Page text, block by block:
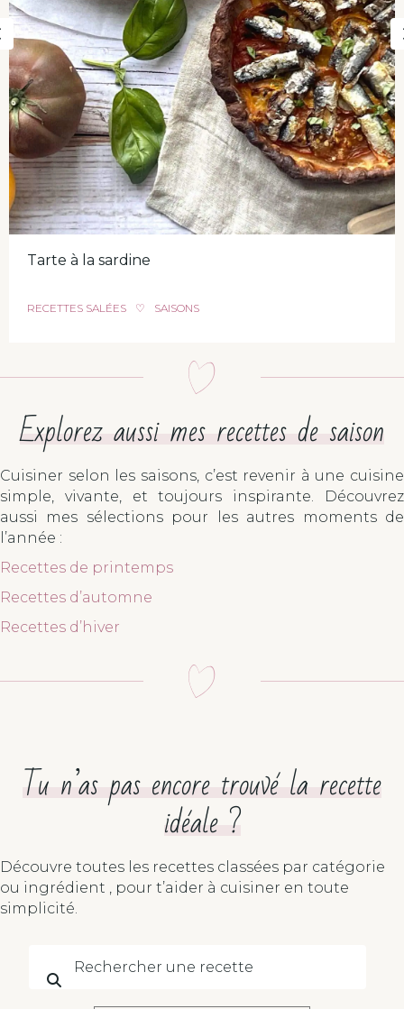
Tarte à la sardine
RECETTES SALÉES ♡ SAISONS
Explorez aussi mes recettes de saison
Cuisiner selon les saisons, c’est revenir à une cuisine
simple, vivante, et toujours inspirante. Découvrez
aussi mes sélections pour les autres moments de
l’année :
Recettes de printemps
Recettes d’automne
Recettes d’hiver
Tu n’as pas encore trouvé la recette
idéale ?
Découvre toutes les recettes classées par catégorie
ou ingrédient , pour t’aider à cuisiner en toute
simplicité.